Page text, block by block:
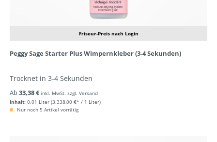
Friseur-Preis nach Login
Peggy Sage Starter Plus Wimpernkleber (3-4 Sekunden)
Trocknet in 3-4 Sekunden
Inhalt: 0.01 Liter (3.338,00 €* / 1 Liter)
Ab33,38 € inkl. MwSt. zzgl. Versand
Nur noch 5 Artikel vorrätig